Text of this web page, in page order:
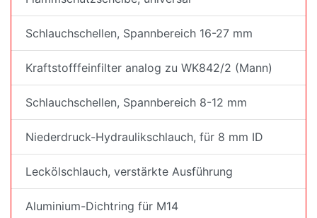
Schlauchschellen, Spannbereich 16-27 mm
Kraftstofffeinfilter analog zu WK842/2 (Mann)
Schlauchschellen, Spannbereich 8-12 mm
Niederdruck-Hydraulikschlauch, für 8 mm ID
Leckölschlauch, verstärkte Ausführung
Aluminium-Dichtring für M14